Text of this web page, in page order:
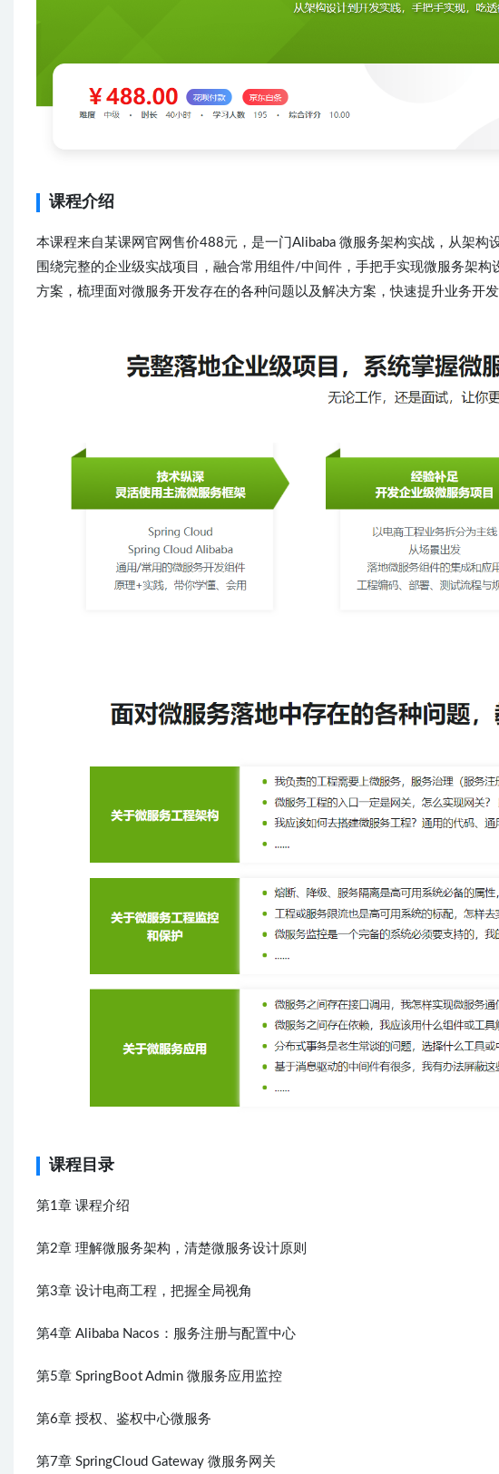
课程介绍
本课程来自某课网官网售价488元，是一门Alibaba 微服务架构实战，从架
围绕完整的企业级实战项目，融合常用组件/中间件，手把手实现微服务架
方案，梳理面对微服务开发存在的各种问题以及解决方案，快速提升业务开
课程目录
第1章 课程介绍
第2章 理解微服务架构，清楚微服务设计原则
第3章 设计电商工程，把握全局视角
第4章 Alibaba Nacos：服务注册与配置中心
第5章 SpringBoot Admin 微服务应用监控
第6章 授权、鉴权中心微服务
第7章 SpringCloud Gateway 微服务网关